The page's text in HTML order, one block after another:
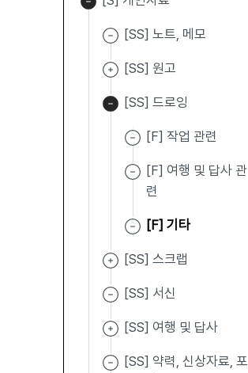
[SS] 노트, 메모
[SS] 원고
[SS] 드로잉
[F] 작업 관련
[F] 여행 및 답사 관
련
[F] 기타
[SS] 스크랩
[SS] 서신
[SS] 여행 및 답사
[SS] 약력, 신상자료, 포